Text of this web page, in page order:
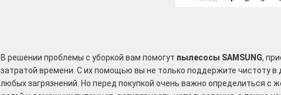
В решении проблемы с уборкой вам помогут пылесосы SAMSUNG,
затратой времени. С их помощью вы не только поддержите чистоту
любых загрязнений. Но перед покупкой очень важно определиться